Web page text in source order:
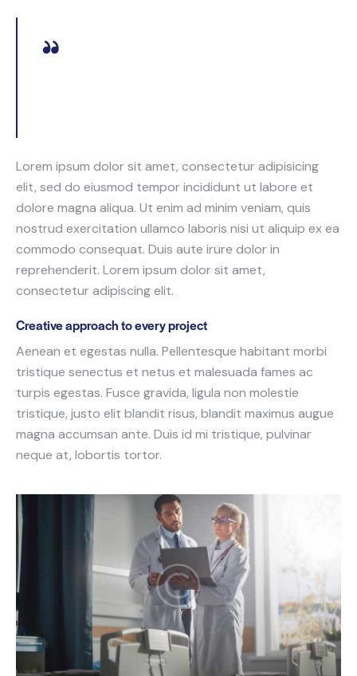
Lorem ipsum dolor sit amet, consectetur adipisicing
elit, sed do eiusmod tempor incididunt ut labore et
dolore magna aliqua. Ut enim ad minim veniam, quis
nostrud exercitation ullamco laboris nisi ut aliquip ex ea
commodo consequat. Duis aute irure dolor in
reprehenderit. Lorem ipsum dolor sit amet,
consectetur adipiscing elit.
Creative approach to every project
Aenean et egestas nulla. Pellentesque habitant morbi
tristique senectus et netus et malesuada fames ac
turpis egestas. Fusce gravida, ligula non molestie
tristique, justo elit blandit risus, blandit maximus augue
magna accumsan ante. Duis id mi tristique, pulvinar
neque at, lobortis tortor.